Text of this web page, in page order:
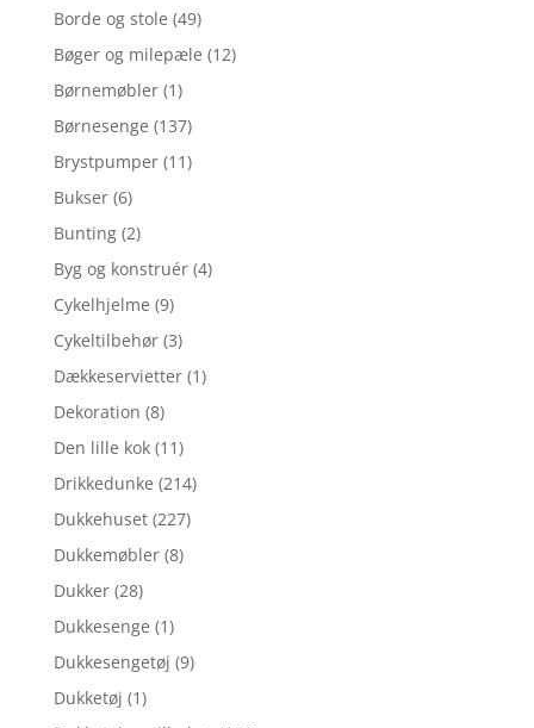
Borde og stole (49)
Bøger og milepæle (12)
Børnemøbler (1)
Børnesenge (137)
Brystpumper (11)
Bukser (6)
Bunting (2)
Byg og konstruér (4)
Cykelhjelme (9)
Cykeltilbehør (3)
Dækkeservietter (1)
Dekoration (8)
Den lille kok (11)
Drikkedunke (214)
Dukkehuset (227)
Dukkemøbler (8)
Dukker (28)
Dukkesenge (1)
Dukkesengetøj (9)
Dukketøj (1)